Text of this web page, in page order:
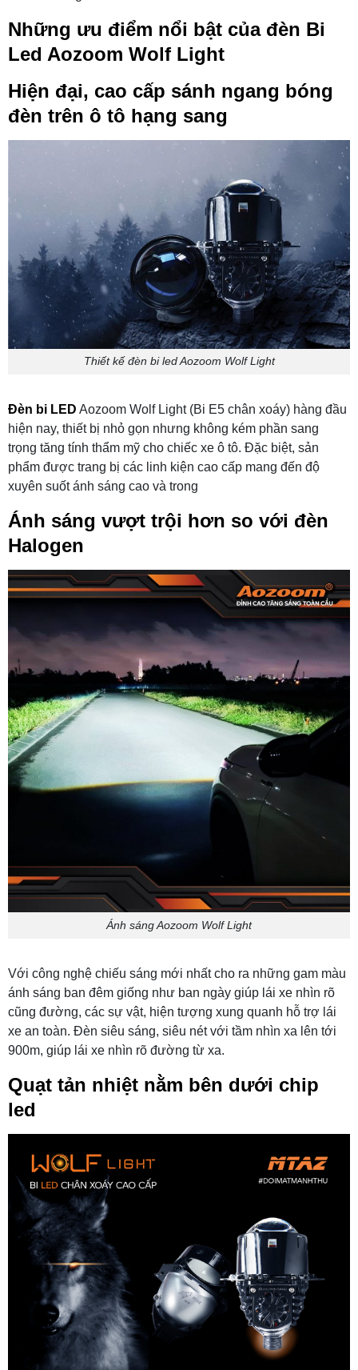
Những ưu điểm nổi bật của đèn Bi
Led Aozoom Wolf Light
Hiện đại, cao cấp sánh ngang bóng
đèn trên ô tô hạng sang
Thiết kế đèn bi led Aozoom Wolf Light
Đèn bi LED Aozoom Wolf Light (Bi E5 chân xoáy) hàng đầu
hiện nay, thiết bị nhỏ gọn nhưng không kém phần sang
trọng tăng tính thẩm mỹ cho chiếc xe ô tô. Đặc biệt, sản
phẩm được trang bị các linh kiện cao cấp mang đến độ
xuyên suốt ánh sáng cao và trong
Ánh sáng vượt trội hơn so với đèn
Halogen
Ánh sáng Aozoom Wolf Light
Với công nghệ chiếu sáng mới nhất cho ra những gam màu
ánh sáng ban đêm giống như ban ngày giúp lái xe nhìn rõ
cũng đường, các sự vật, hiện tượng xung quanh hỗ trợ lái
xe an toàn. Đèn siêu sáng, siêu nét với tầm nhìn xa lên tới
900m, giúp lái xe nhìn rõ đường từ xa.
Quạt tản nhiệt nằm bên dưới chip
led